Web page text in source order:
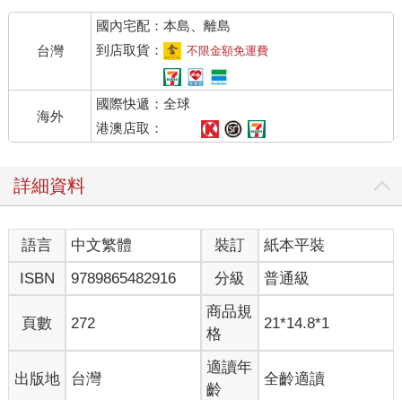
台灣
國內宅配：本島、離島
到店取貨：
不限金額免運費
海外
國際快遞：全球
港澳店取：
詳細資料
語言 中文繁體 裝訂
紙本平裝
ISBN
9789865482916 分級 普通級
頁數 272
商品規
格
21*14.8*1
出版地 台灣
適讀年
齡
全齡適讀